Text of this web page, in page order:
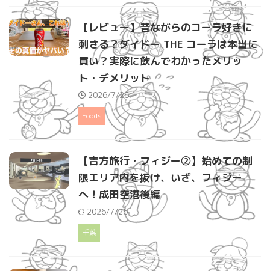
【レビュー】昔ながらのコーラ好きに
刺さる？ダイドー THE コーラは本当に
買い？実際に飲んでわかったメリッ
ト・デメリット
2026/7/26
Foods
【吉方旅行・フィジー②】始めての制
限エリア内を抜け、いざ、フィジー
へ！成田空港後編
2026/7/26
千葉